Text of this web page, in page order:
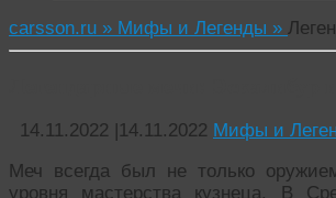
carsson.ru » Мифы и Легенды »
14.11.2022 |14.11.2022 Мифы и
Меч всегда был не только
уровня мастерства кузнеца. В